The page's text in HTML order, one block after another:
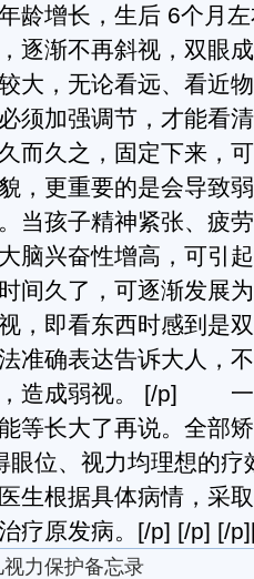
龄增长，生后 6个月
逐渐不再斜视，双眼
大，无论看远、看近
须加强调节，才能看
而久之，固定下来，
更重要的是会导致弱
当孩子精神紧张、疲
脑兴奋性增高，可引
间久了，可逐渐发展
，即看东西时感到是
准确表达告诉大人，
，造成弱视。 [/p] 一
等长大了再说。全部
眼位、视力均理想的疗
生根据具体病情，采
疗原发病。[/p] [/p] [/
力保护备忘录